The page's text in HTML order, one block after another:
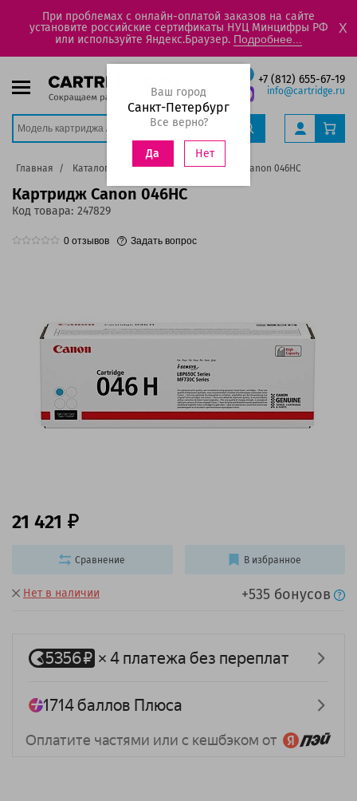
При проблемах с онлайн-оплатой заказов на сайте
установите российские сертификаты НУЦ Минцифры РФ
или используйте Яндекс.Браузер. Подробнее...
X
+7 (812) 655-67-19
info@cartridge.ru
Ваш город
Санкт-Петербург
Все верно?
Да Нет
Главная Каталог Картриджи Картридж Canon 046HC
Картридж Canon 046HC
Код товара: 247829
0 отзывов Задать вопрос
Нет в наличии +535 бонусов
21 421
Сравнение В избранное